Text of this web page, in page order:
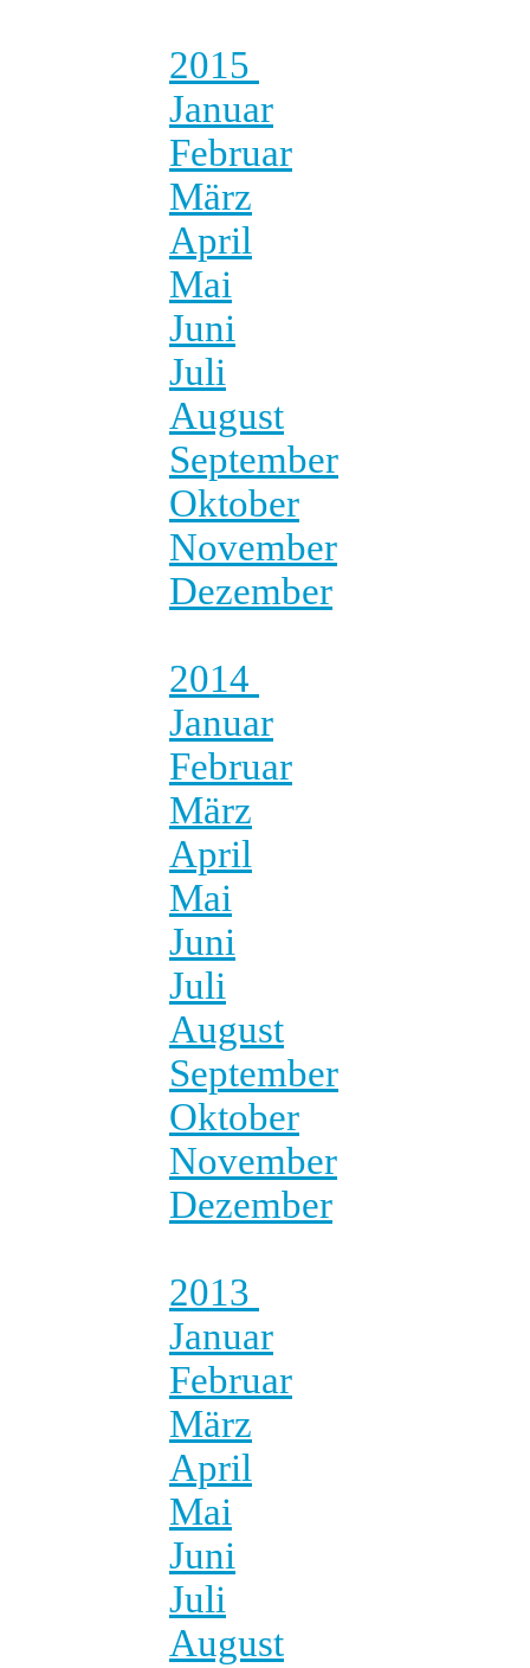
2015
Januar
Februar
März
April
Mai
Juni
Juli
August
September
Oktober
November
Dezember
2014
Januar
Februar
März
April
Mai
Juni
Juli
August
September
Oktober
November
Dezember
2013
Januar
Februar
März
April
Mai
Juni
Juli
August